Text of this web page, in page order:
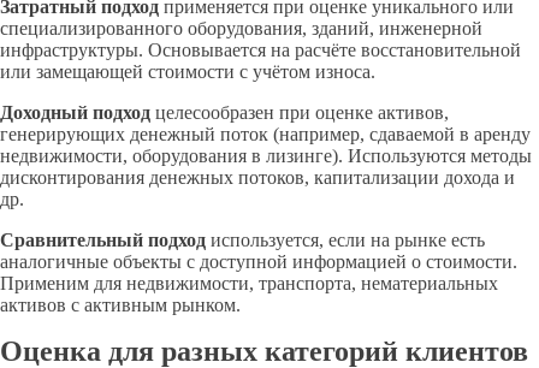
Затратный подход применяется при оценке уникального или
специализированного оборудования, зданий, инженерной
инфраструктуры. Основывается на расчёте восстановительной
или замещающей стоимости с учётом износа.
Доходный подход целесообразен при оценке активов,
генерирующих денежный поток (например, сдаваемой в аренду
недвижимости, оборудования в лизинге). Используются методы
дисконтирования денежных потоков, капитализации дохода и
др.
Сравнительный подход используется, если на рынке есть
аналогичные объекты с доступной информацией о стоимости.
Применим для недвижимости, транспорта, нематериальных
активов с активным рынком.
Оценка для разных категорий клиентов